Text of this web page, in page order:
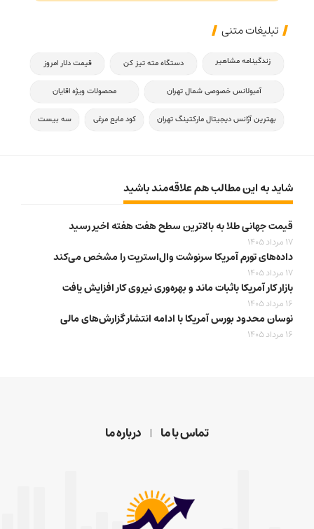
تبلیغات متنی
زندگینامه مشاهیر دستگاه مته تیز کن قیمت دلار امروز
آمبولانس خصوصی شمال تهران محصولات ویژه اقایان
بهترین آژانس دیجیتال مارکتینگ تهران کود مایع مرغی سه بیست
شاید به این مطالب هم علاقه‌مند باشید
قیمت جهانی طلا به بالاترین سطح هفت هفته اخیر رسید
17 مرداد 1405
داده‌های تورم آمریکا سرنوشت وال‌استریت را مشخص می‌کند
17 مرداد 1405
بازار کار آمریکا باثبات ماند و بهره‌وری نیروی کار افزایش یافت
16 مرداد 1405
نوسان محدود بورس آمریکا با ادامه انتشار گزارش‌های مالی
16 مرداد 1405
تماس با ما درباره ما